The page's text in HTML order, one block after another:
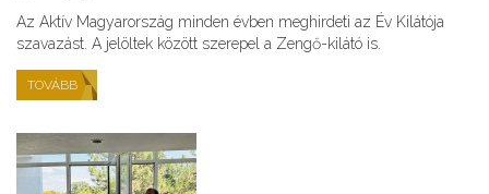
Az Aktív Magyarország minden évben meghirdeti az Év Kilátója
szavazást. A jelöltek között szerepel a Zengő-kilátó is.
TOVÁBB